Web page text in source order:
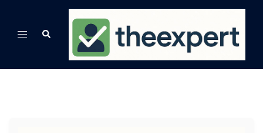
content
Search
Toggle